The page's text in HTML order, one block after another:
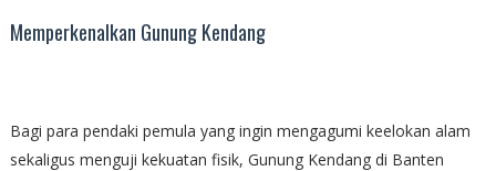
Memperkenalkan Gunung Kendang
Bagi para pendaki pemula yang ingin mengagumi keelokan alam
sekaligus menguji kekuatan fisik, Gunung Kendang di Banten